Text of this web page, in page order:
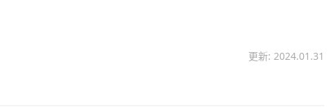
更新: 2024.01.31